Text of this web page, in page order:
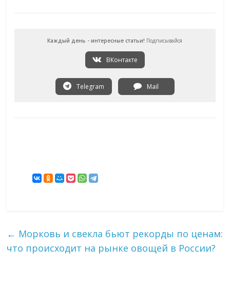
Каждый день - интересные статьи! Подписывайся
ВКонтакте
Telegram Mail
← Морковь и свекла бьют рекорды по ценам:
что происходит на рынке овощей в России?